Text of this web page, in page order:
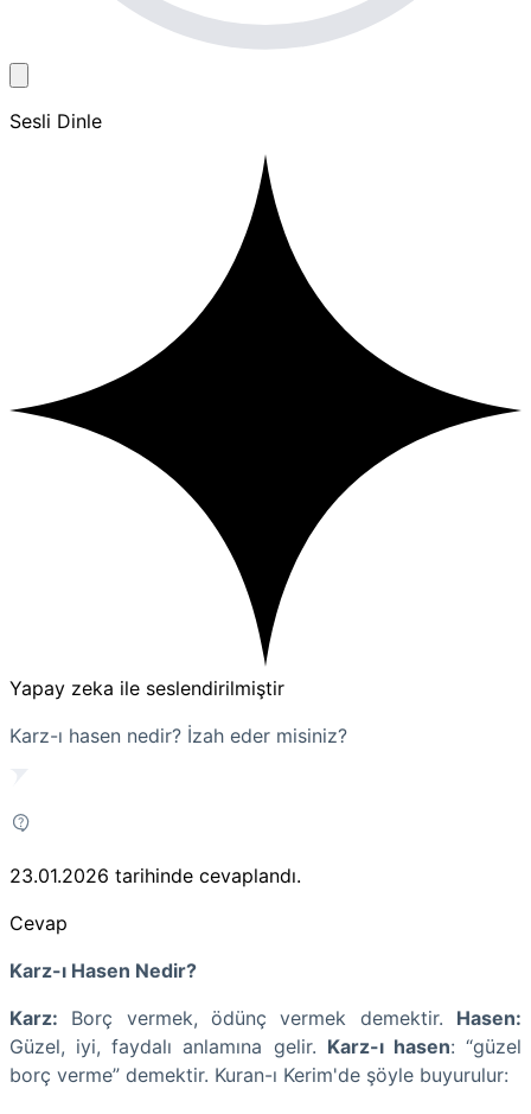
Sesli Dinle
Yapay zeka ile seslendirilmiştir
Karz-ı hasen nedir? İzah eder misiniz?
23.01.2026 tarihinde cevaplandı.
Cevap
Karz-ı Hasen Nedir?
Karz: Borç vermek, ödünç vermek demektir. Hasen:
Güzel, iyi, faydalı anlamına gelir. Karz-ı hasen: “güzel
borç verme” demektir. Kuran-ı Kerim'de şöyle buyurulur: